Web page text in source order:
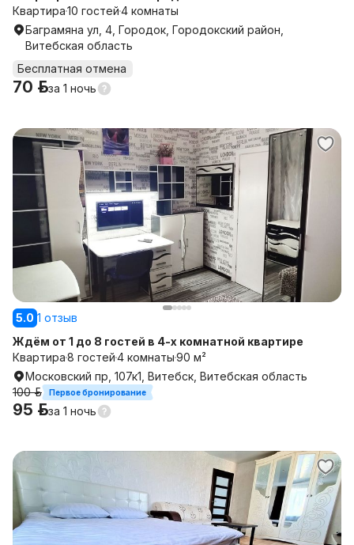
Квартира10 гостей4 комнаты
Баграмяна ул, 4, Городок, Городокский район,
Витебская область
Бесплатная отмена
70 р.за 1 ночь
5.0 1 отзыв
Ждём от 1 до 8 гостей в 4-х комнатной квартире
Квартира8 гостей4 комнаты90 м²
Московский пр, 107к1, Витебск, Витебская область
100 р.
Первое бронирование
95 р.за 1 ночь